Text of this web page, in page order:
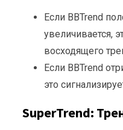
Если BBTrend
увеличивается,
восходящего
Если BBTrend
это
SuperTrend: